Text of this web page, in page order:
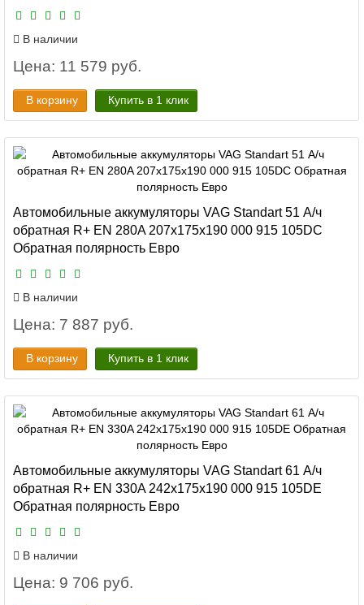
В наличии
Цена: 11 579 руб.
В корзину Купить в 1 клик
Автомобильные аккумуляторы VAG Standart 51 А/ч
обратная R+ EN 280A 207x175x190 000 915 105DC
Обратная полярность Евро
В наличии
Цена: 7 887 руб.
В корзину Купить в 1 клик
Автомобильные аккумуляторы VAG Standart 61 А/ч
обратная R+ EN 330A 242x175x190 000 915 105DE
Обратная полярность Евро
В наличии
Цена: 9 706 руб.